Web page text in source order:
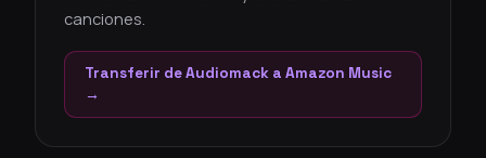
canciones.
Transferir de Audiomack a Amazon Music
→